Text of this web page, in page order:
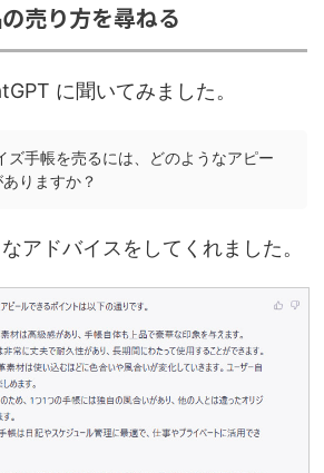
売り方を尋ねる
に聞いてみました。
ズ手帳を売るには、どのようなアピー
りますか？
アドバイスをしてくれました。